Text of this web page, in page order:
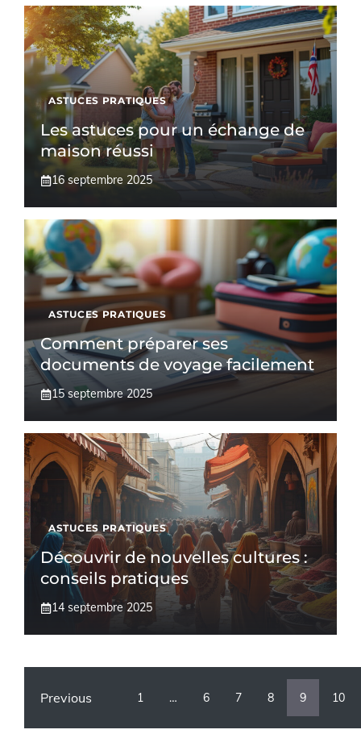
ASTUCES PRATIQUES
Les astuces pour un échange de
maison réussi
16 septembre 2025
ASTUCES PRATIQUES
Comment préparer ses
documents de voyage facilement
15 septembre 2025
ASTUCES PRATIQUES
Découvrir de nouvelles cultures :
conseils pratiques
14 septembre 2025
Previous 1 … 6 7 8 9 10